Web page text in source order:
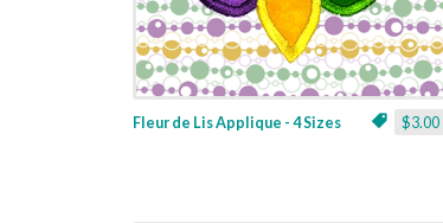
$3.00
Fleur de Lis Applique - 4 Sizes